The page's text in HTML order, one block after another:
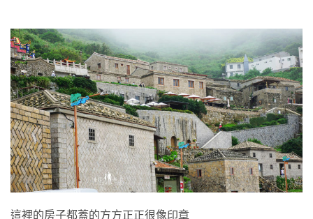
這裡的房子都蓋的方方正正很像印章